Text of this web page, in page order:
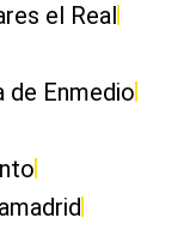
el Real
de Enmedio